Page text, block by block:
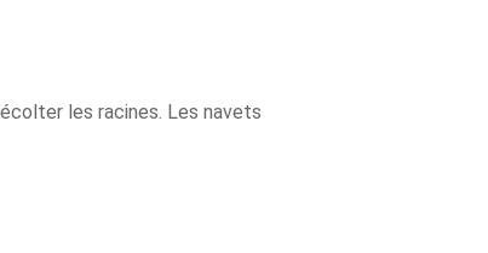
les racines. Les navets